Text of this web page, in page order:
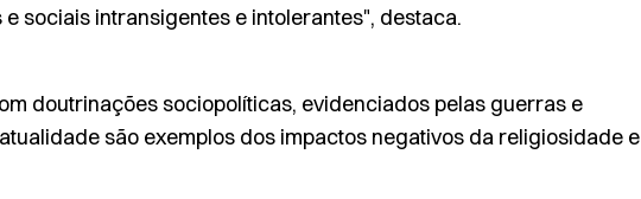
sociais intransigentes e intolerantes", destaca.
doutrinações sociopolíticas, evidenciados pelas guerras e
são exemplos dos impactos negativos da religiosidade e